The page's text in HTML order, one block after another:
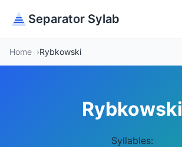
Separator Sylab
Home Rybkowski
Rybkowski
Syllables: